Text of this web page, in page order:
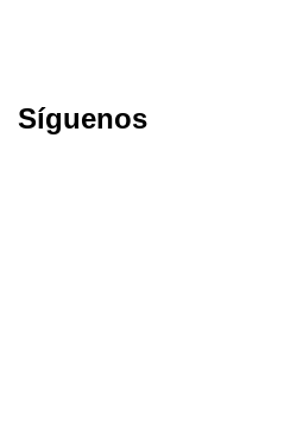
Síguenos